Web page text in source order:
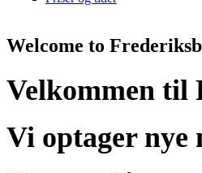
Welcome to
Velkommen til
Vi optager nye